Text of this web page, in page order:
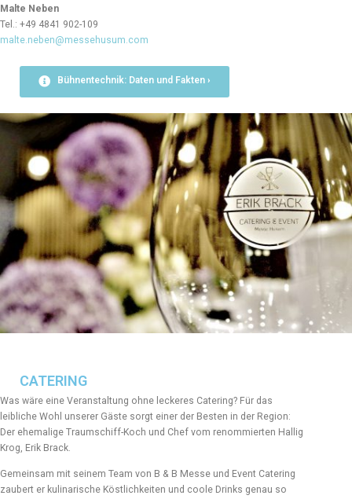
Malte Neben
Tel.: +49 4841 902-109
malte.neben@messehusum.com
Bühnentechnik: Daten und Fakten ›
CATERING
Was wäre eine Veranstaltung ohne leckeres Catering? Für das
leibliche Wohl unserer Gäste sorgt einer der Besten in der Region:
Der ehemalige Traumschiff-Koch und Chef vom renommierten Hallig
Krog, Erik Brack.
Gemeinsam mit seinem Team von B & B Messe und Event Catering
zaubert er kulinarische Köstlichkeiten und coole Drinks genau so